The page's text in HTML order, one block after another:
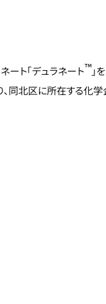
ト「デュラネート™」
同北区に所在する化